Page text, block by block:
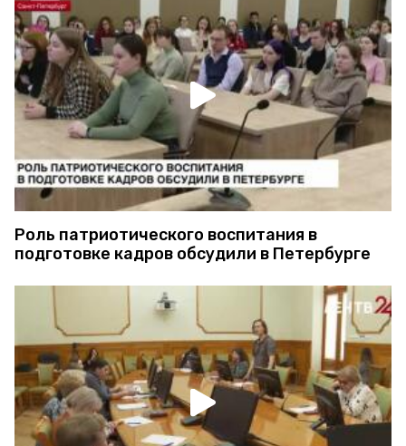
Роль патриотического воспитания в
подготовке кадров обсудили в Петербурге